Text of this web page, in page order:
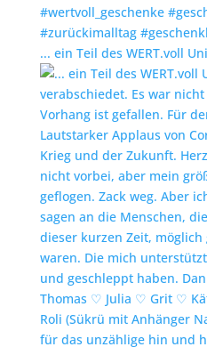
... ein Teil des WERT.voll